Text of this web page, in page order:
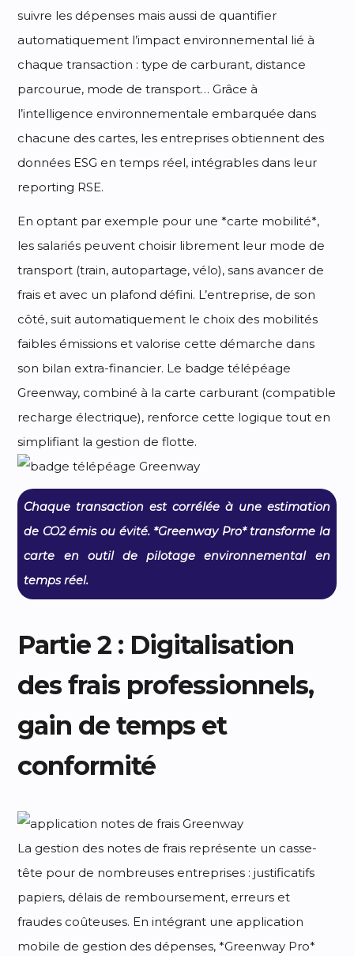
suivre les dépenses mais aussi de quantifier
automatiquement l’impact environnemental lié à
chaque transaction : type de carburant, distance
parcourue, mode de transport… Grâce à
l’intelligence environnementale embarquée dans
chacune des cartes, les entreprises obtiennent des
données ESG en temps réel, intégrables dans leur
reporting RSE.
En optant par exemple pour une *carte mobilité*,
les salariés peuvent choisir librement leur mode de
transport (train, autopartage, vélo), sans avancer de
frais et avec un plafond défini. L’entreprise, de son
côté, suit automatiquement le choix des mobilités
faibles émissions et valorise cette démarche dans
son bilan extra-financier. Le badge télépéage
Greenway, combiné à la carte carburant (compatible
recharge électrique), renforce cette logique tout en
simplifiant la gestion de flotte.
Chaque transaction est corrélée à une estimation
de CO2 émis ou évité. *Greenway Pro* transforme la
carte en outil de pilotage environnemental en
temps réel.
Partie 2 : Digitalisation
des frais professionnels,
gain de temps et
conformité
La gestion des notes de frais représente un casse-
tête pour de nombreuses entreprises : justificatifs
papiers, délais de remboursement, erreurs et
fraudes coûteuses. En intégrant une application
mobile de gestion des dépenses, *Greenway Pro*